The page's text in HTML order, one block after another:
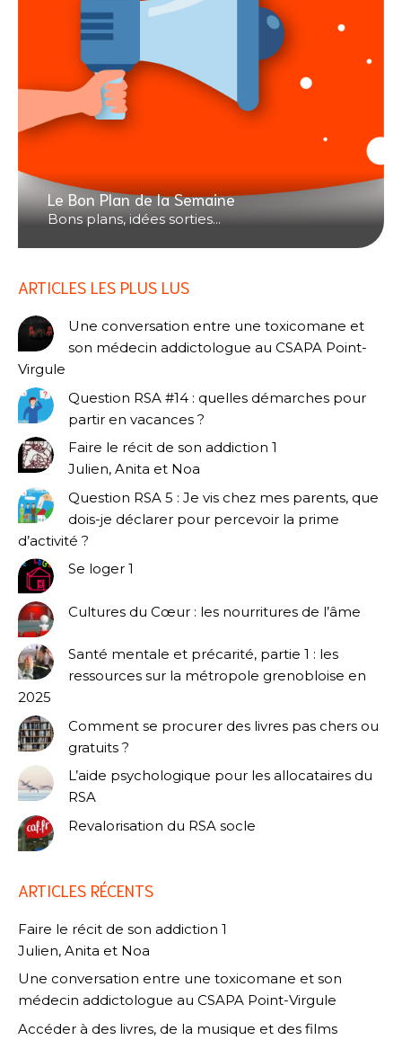
Le Bon Plan de la Semaine
Bons plans, idées sorties...
ARTICLES LES PLUS LUS
Une conversation entre une toxicomane et
son médecin addictologue au CSAPA Point-
Virgule
Question RSA #14 : quelles démarches pour
partir en vacances ?
Faire le récit de son addiction 1
Julien, Anita et Noa
Question RSA 5 : Je vis chez mes parents, que
dois-je déclarer pour percevoir la prime
d’activité ?
Se loger 1
Cultures du Cœur : les nourritures de l’âme
Santé mentale et précarité, partie 1 : les
ressources sur la métropole grenobloise en
2025
Comment se procurer des livres pas chers ou
gratuits ?
L’aide psychologique pour les allocataires du
RSA
Revalorisation du RSA socle
ARTICLES RÉCENTS
Faire le récit de son addiction 1
Julien, Anita et Noa
Une conversation entre une toxicomane et son
médecin addictologue au CSAPA Point-Virgule
Accéder à des livres, de la musique et des films